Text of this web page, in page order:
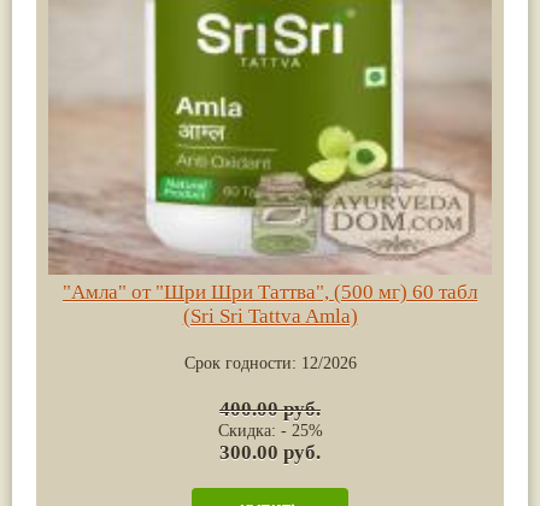
"Амла" от "Шри Шри Таттва", (500 мг) 60 табл
(Sri Sri Tattva Amla)
Срок годности: 12/2026
400.00 руб.
Скидка: - 25%
300.00 руб.